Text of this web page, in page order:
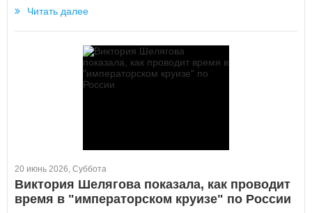
Читать далее
20 июнь 2026, Суббота
Виктория Шелягова показала, как проводит
время в "императорском круизе" по России